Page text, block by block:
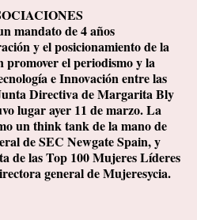
mandato de 4 años
y el posicionamiento de la
promover el periodismo y la
e Innovación entre las
Directiva de Margarita Bly
lugar ayer 11 de marzo. La
un think tank de la mano de
de SEC Newgate Spain, y
de las Top 100 Mujeres Líderes
general de Mujeresycia.